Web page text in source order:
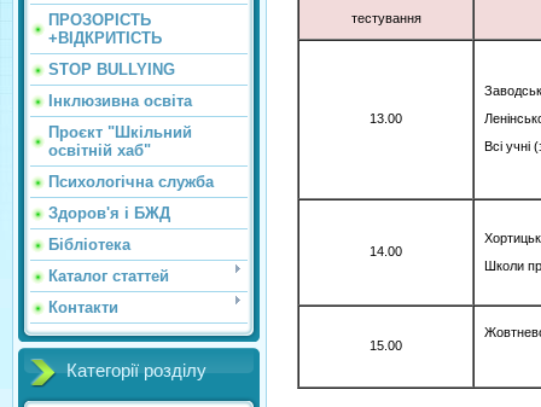
ПРОЗОРІСТЬ
+ВІДКРИТІСТЬ
STOP BULLYING
Інклюзивна освіта
Проєкт "Шкільний
освітній хаб"
Психологічна служба
Здоров'я і БЖД
Бібліотека
Каталог статтей
Контакти
Категорії розділу
тестування
13.00
Всі учні
14.00
Школи
15.00